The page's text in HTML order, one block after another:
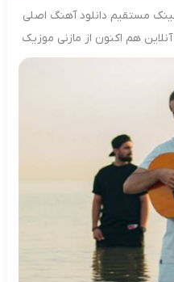
لینک مستقیم دانلود آهنگ اصلی
هم اکنون از مازنی موزیک